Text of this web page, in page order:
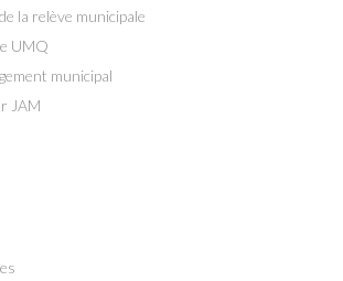
la relève municipale
UMQ
municipal
JAM